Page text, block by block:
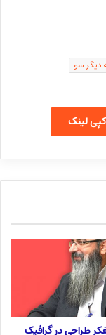
دیگر سو
کپی لینک
طراحی در گرافیک